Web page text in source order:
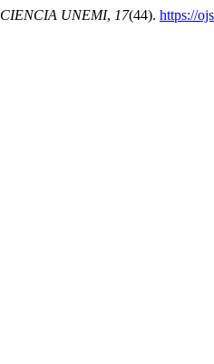
CIENCIA UNEMI, 17(44). https://